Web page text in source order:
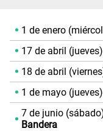
1 de enero
17 de abril
18 de abril
1 de mayo
7 de junio
Bandera